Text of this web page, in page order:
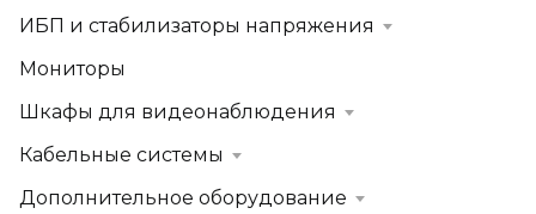
ИБП и стабилизаторы напряжения
Мониторы
Шкафы для видеонаблюдения
Кабельные системы
Дополнительное оборудование